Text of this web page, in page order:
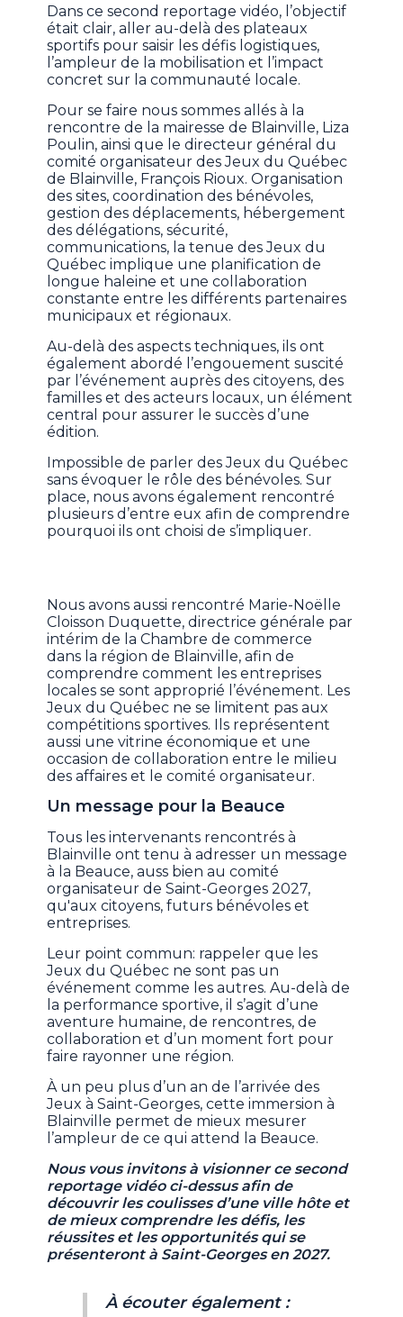
Dans ce second reportage vidéo, l’objectif
était clair, aller au-delà des plateaux
sportifs pour saisir les défis logistiques,
l’ampleur de la mobilisation et l’impact
concret sur la communauté locale.
Pour se faire nous sommes allés à la
rencontre de la mairesse de Blainville, Liza
Poulin, ainsi que le directeur général du
comité organisateur des Jeux du Québec
de Blainville, François Rioux. Organisation
des sites, coordination des bénévoles,
gestion des déplacements, hébergement
des délégations, sécurité,
communications, la tenue des Jeux du
Québec implique une planification de
longue haleine et une collaboration
constante entre les différents partenaires
municipaux et régionaux.
Au-delà des aspects techniques, ils ont
également abordé l’engouement suscité
par l’événement auprès des citoyens, des
familles et des acteurs locaux, un élément
central pour assurer le succès d’une
édition.
Impossible de parler des Jeux du Québec
sans évoquer le rôle des bénévoles. Sur
place, nous avons également rencontré
plusieurs d’entre eux afin de comprendre
pourquoi ils ont choisi de s’impliquer.
Nous avons aussi rencontré Marie-Noëlle
Cloisson Duquette, directrice générale par
intérim de la Chambre de commerce
dans la région de Blainville, afin de
comprendre comment les entreprises
locales se sont approprié l’événement. Les
Jeux du Québec ne se limitent pas aux
compétitions sportives. Ils représentent
aussi une vitrine économique et une
occasion de collaboration entre le milieu
des affaires et le comité organisateur.
Un message pour la Beauce
Tous les intervenants rencontrés à
Blainville ont tenu à adresser un message
à la Beauce, auss bien au comité
organisateur de Saint-Georges 2027,
qu'aux citoyens, futurs bénévoles et
entreprises.
Leur point commun: rappeler que les
Jeux du Québec ne sont pas un
événement comme les autres. Au-delà de
la performance sportive, il s’agit d’une
aventure humaine, de rencontres, de
collaboration et d’un moment fort pour
faire rayonner une région.
À un peu plus d’un an de l’arrivée des
Jeux à Saint-Georges, cette immersion à
Blainville permet de mieux mesurer
l’ampleur de ce qui attend la Beauce.
Nous vous invitons à visionner ce second
reportage vidéo ci-dessus afin de
découvrir les coulisses d’une ville hôte et
de mieux comprendre les défis, les
réussites et les opportunités qui se
présenteront à Saint-Georges en 2027.
À écouter également :